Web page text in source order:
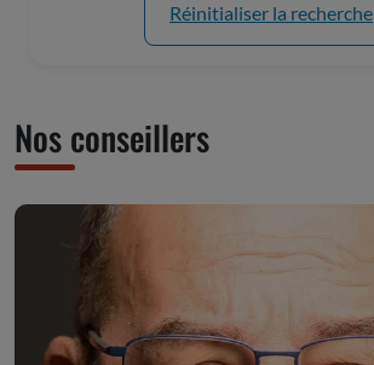
Réinitialiser la recherche
Nos conseillers